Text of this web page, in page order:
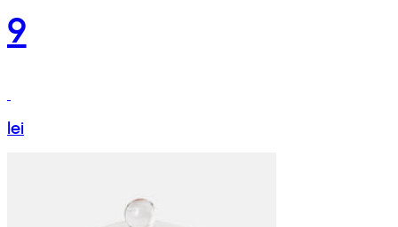
9
lei